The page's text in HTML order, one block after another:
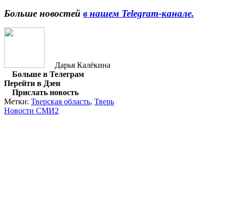
Больше новостей в нашем Telegram-канале.
Дарья Калёкина
Больше в Телеграм
Перейти в Дзен
Прислать новость
Метки: Тверская область, Тверь
Новости СМИ2